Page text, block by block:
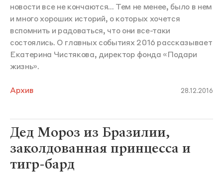
новости все не кончаются... Тем не менее, было в нем
и много хороших историй, о которых хочется
вспомнить и радоваться, что они все-таки
состоялись. О главных событиях 2016 рассказывает
Екатерина Чистякова, директор фонда «Подари
жизнь».
Архив 28.12.2016
Дед Мороз из Бразилии,
заколдованная принцесса и
тигр-бард